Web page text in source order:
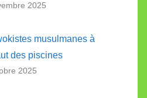
2025
musulmanes à
des piscines
2025